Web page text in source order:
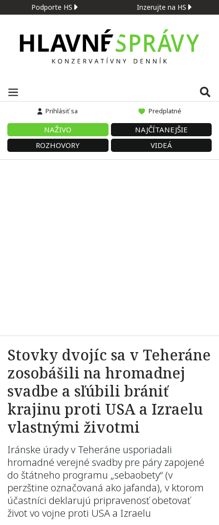
Podporte HS Inzerujte na HS
Prihlásiť sa Predplatné
NAŽIVO
NAJČÍTANEJŠIE
ROZHOVORY
VIDEÁ
Stovky dvojíc sa v Teheráne
zosobášili na hromadnej
svadbe a sľúbili brániť
krajinu proti USA a Izraelu
vlastnými životmi
Iránske úrady v Teheráne usporiadali
hromadné verejné svadby pre páry zapojené
do štátneho programu „sebaobety“ (v
perzštine označovaná ako jafanda), v ktorom
účastníci deklarujú pripravenosť obetovať
život vo vojne proti USA a Izraelu